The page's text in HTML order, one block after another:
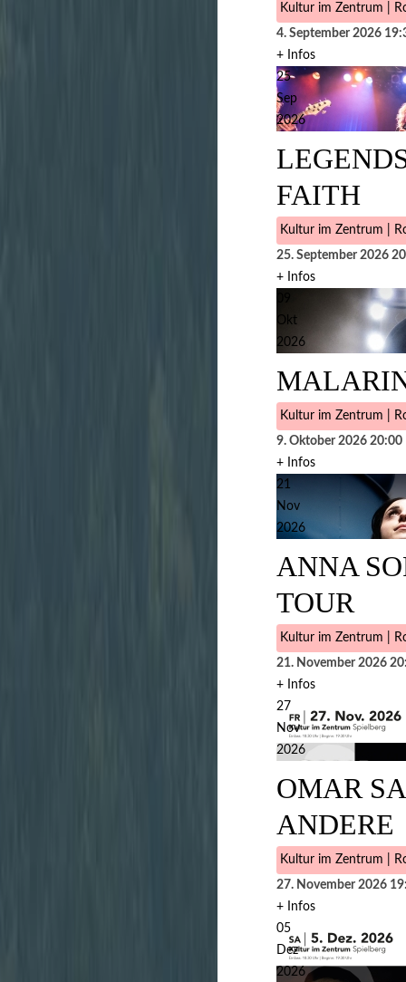
Kultur im Zentrum |
4. September 2026
+ Infos
25
Sep
2026
FAITH
Kultur im Zentrum |
25. September 2026
+ Infos
Okt
2026
Kultur im Zentrum |
9. Oktober 2026 20:00
+ Infos
21
Nov
2026
ANNA
TOUR
Kultur im Zentrum |
21. November 2026
+ Infos
27
Nov
2026
OMAR
ANDERE
Kultur im Zentrum |
27. November 2026
+ Infos
05
Dez
2026